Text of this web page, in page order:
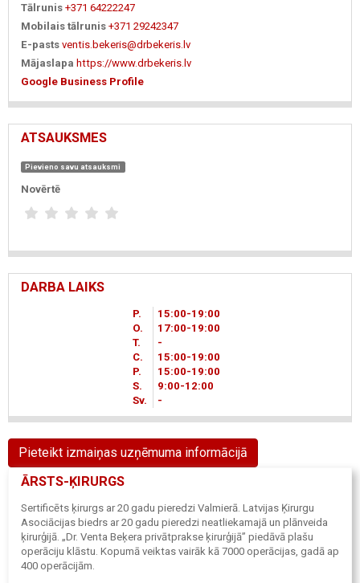
Tālrunis +371 64222247
Mobilais tālrunis +371 29242347
E-pasts ventis.bekeris@drbekeris.lv
Mājaslapa https://www.drbekeris.lv
Google Business Profile
ATSAUKSMES
Pievieno savu atsauksmi
Novērtē
DARBA LAIKS
P. 15 00-19 00
O.
17 00-19 00
T.
-
C.
15 00-19 00
P.
15 00-19 00
S.
9 00-12 00
Sv.
-
Pieteikt izmaiņas uzņēmuma informācijā
ĀRSTS-ĶIRURGS
Sertificēts ķirurgs ar 20 gadu pieredzi Valmierā. Latvijas Ķirurgu
Asociācijas biedrs ar 20 gadu pieredzi neatliekamajā un plānveida
ķirurģijā. „Dr. Venta Beķera privātprakse ķirurģijā” piedāvā plašu
operāciju klāstu. Kopumā veiktas vairāk kā 7000 operācijas, gadā ap
400 operācijām.